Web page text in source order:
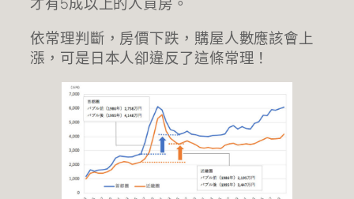
依常理判斷，房價下跌，購屋人數應該會上
漲，可是日本人卻違反了這條常理！